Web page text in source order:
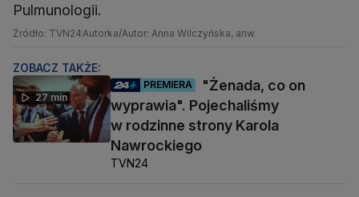
Pulmunologii.
Źródło: TVN24 Autorka/Autor: Anna Wilczyńska, anw
ZOBACZ TAKŻE:
27 min
PREMIERA
"Żenada, co on
wyprawia". Pojechaliśmy
w rodzinne strony Karola
Nawrockiego
TVN24